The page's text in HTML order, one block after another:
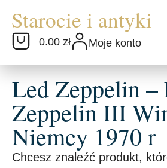
0.00 zł Moje konto
Led Zeppelin –
Zeppelin III
Niemcy 1970 r
Chcesz znaleźć produkt,